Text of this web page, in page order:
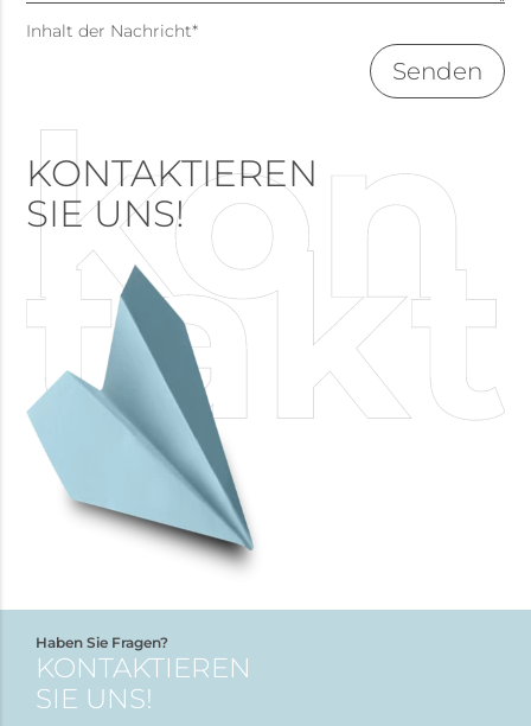
KONTAKTIEREN
SIE UNS!
Inhalt der Nachricht*
Haben Sie Fragen?
KONTAKTIEREN
SIE UNS!